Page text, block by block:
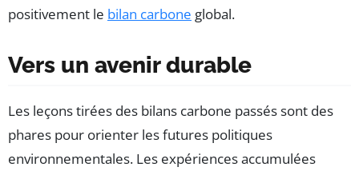
positivement le bilan carbone global.
Vers un avenir durable
Les leçons tirées des bilans carbone passés sont des
phares pour orienter les futures politiques
environnementales. Les expériences accumulées